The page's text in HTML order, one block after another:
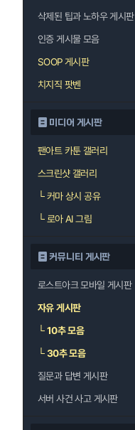
삭제된 팁과 노하우 게시판
인증 게시물 모음
SOOP 게시판
치지직 팟벤
미디어 게시판
팬아트 카툰 갤러리
스크린샷 갤러리
└커마 상시 공유
└로아 AI 그림
커뮤니티 게시판
로스트아크 모바일 게시판
자유 게시판
└10추 모음
└30추 모음
질문과 답변 게시판
서버 사건 사고 게시판